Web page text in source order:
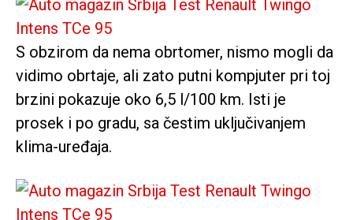
S obzirom da nema obrtomer, nismo mogli da
vidimo obrtaje, ali zato putni kompjuter pri toj
brzini pokazuje oko 6,5 l/100 km. Isti je
prosek i po gradu, sa čestim uključivanjem
klima-uređaja.